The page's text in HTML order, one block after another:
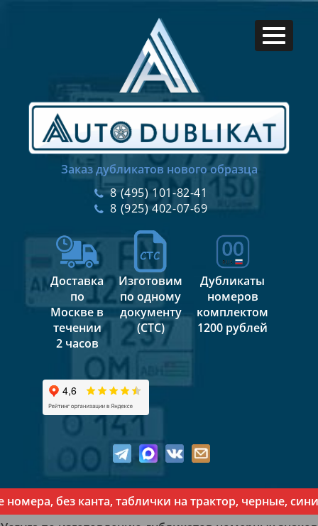
Заказ дубликатов нового образца
8 (495) 101-82-41
8 (925) 402-07-69
Доставка
по
Москве в
течении
2 часов
Изготовим
по одному
документу
(СТС)
Дубликаты
номеров
комплектом
1200 рублей
без канта, таблички на трактор, черные,